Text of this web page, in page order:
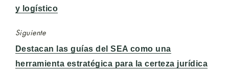
anterior:
y logístico
Siguiente
Entrada
siguiente:
Destacan las guías del SEA como una
herramienta estratégica para la certeza jurídica